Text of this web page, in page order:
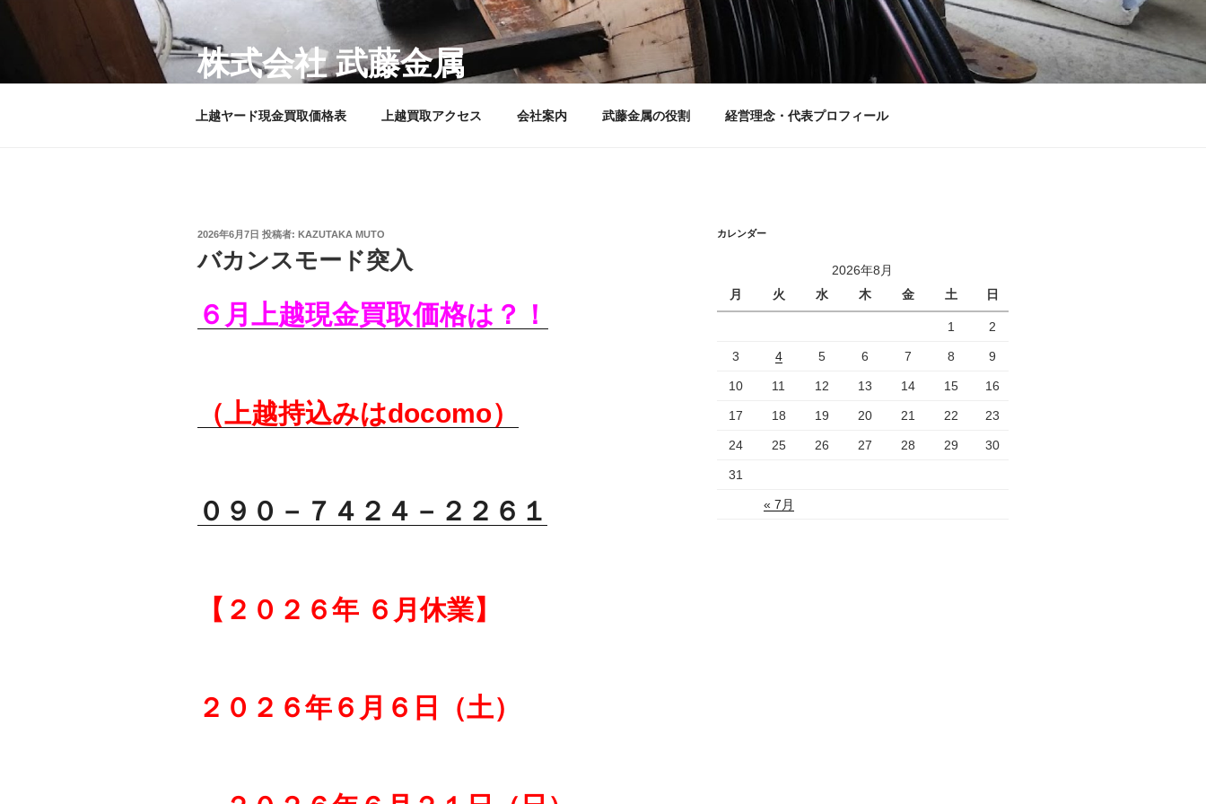
株式会社 武藤金属
上越ヤード現金買取価格表 上越買取アクセス 会社案内 武藤金属の役割 経営理念・代表プロフィール
投
日:
2026年6月7日 投稿者: KAZUTAKA MUTO
バカンスモード突入
６月上越現金買取価格は？！
（上越持込みはdocomo）
０９０－７４２４ －２２６１
【２０２６年 ６月休業】
２０２６年６月６日（土）
カレンダー
2026年8月
月
火 水 木 金 土 日
« 7月
1 2
3 4 5 6 7 8 9
10 11 12 13 14 15 16
17 18 19 20 21 22 23
24 25 26 27 28 29 30
31